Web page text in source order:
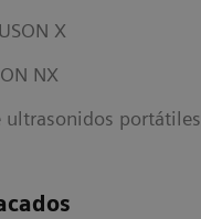
X
NX
ultrasonidos portátiles